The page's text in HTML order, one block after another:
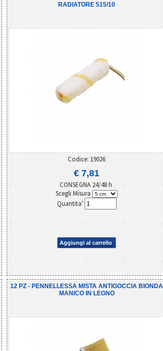
RADIATORE 515/10
Codice: 19026
€ 7,81
CONSEGNA 24/48 h
Scegli Misura
Quantita'
Aggiungi al carrello
12 PZ - PENNELLESSA MISTA ANTIGOCCIA BIONDA
MANICO IN LEGNO